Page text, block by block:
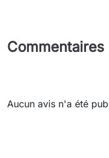
Commentaires
Aucun avis n'a été